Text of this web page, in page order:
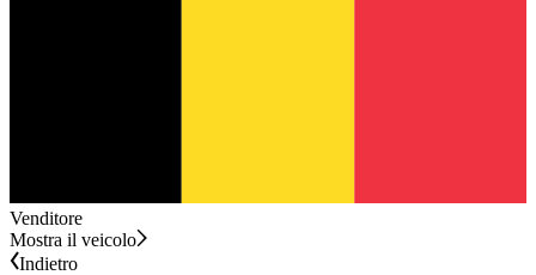
Venditore
Mostra il veicolo
Indietro